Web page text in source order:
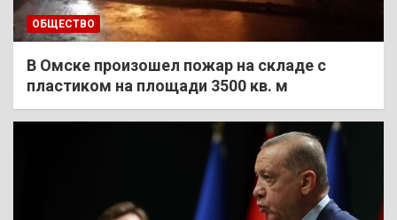
ОБЩЕСТВО
В Омске произошел пожар на складе с
пластиком на площади 3500 кв. м